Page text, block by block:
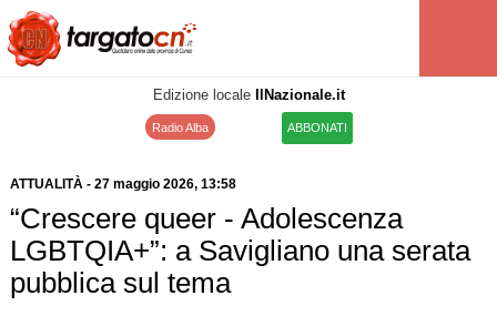
Edizione locale IlNazionale.it
Radio Alba ABBONATI
ATTUALITÀ- 27 maggio 2026, 13:58
“Crescere queer - Adolescenza
LGBTQIA+”: a Savigliano una serata
pubblica sul tema